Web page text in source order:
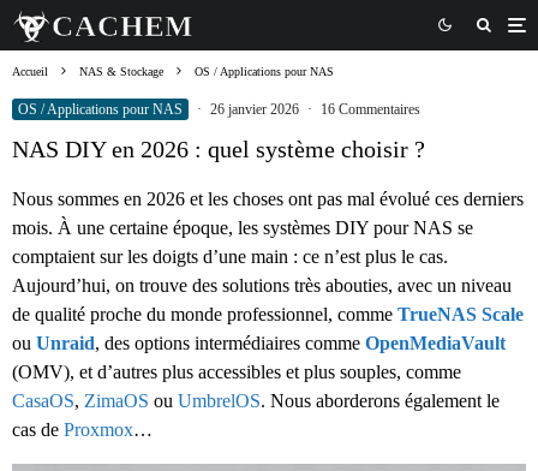
Accueil NAS & Stockage OS / Applications pour NAS
OS / Applications pour NAS · 26 janvier 2026 · 16 Commentaires
NAS DIY en 2026 : quel système choisir ?
Nous sommes en 2026 et les choses ont pas mal évolué ces derniers
mois. À une certaine époque, les systèmes DIY pour NAS se
comptaient sur les doigts d’une main : ce n’est plus le cas.
Aujourd’hui, on trouve des solutions très abouties, avec un niveau
de qualité proche du monde professionnel, comme TrueNAS Scale
ou Unraid, des options intermédiaires comme OpenMediaVault
(OMV), et d’autres plus accessibles et plus souples, comme
CasaOS, ZimaOS ou UmbrelOS. Nous aborderons également le
cas de Proxmox…